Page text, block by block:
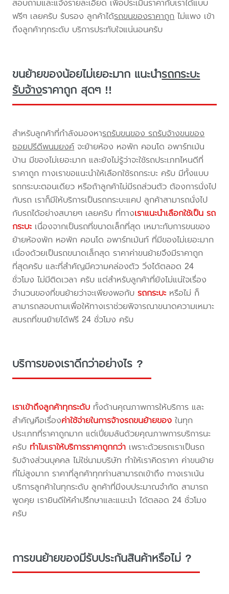
สอบถามและแจ้งรายละเอียด เพื่อประเมินราคากับเราได้แบบ
ฟรีๆ เลยครับ รับรอง ลูกค้าได้รถขนของราคาถูกไม่แพง เข้า
ถึงลูกค้าทุกระดับ บริการประทับใจแน่นอนครับ
ขนย้ายของน้อยไม่เยอะมาก แนะนำรถกระบะ
รับจ้างราคาถูก สุดๆ !!
สำหรับลูกค้าที่กำลังมองหารถรับขนของ รถรับจ้างขนของ
ซอยปรีดีพนมยงค์ จะย้ายห้อง หอพัก คอนโด อพาร์ทเม้น
บ้าน มีของไม่เยอะมาก และยังไม่รู้ว่าจะใช้รถประเภทไหนดีที่
ราคาถูก ทางเราขอแนะนำให้เลือกใช้รถกระบะ ครับ มีทั้งแบบ
รถกระบะตอนเดียว หรือถ้าลูกค้าไม่มีรถส่วนตัว ต้องการนั่งไป
กับรถ เราก็มีให้บริการเป็นรถกระบะแคป ลูกค้าสามารถนั่งไป
กับรถได้อย่างสบายๆ เลยครับ ที่ทางเราแนะนำเลือกใช้เป็น รถ
กระบะ เนื่องจากเป็นรถที่ขนาดเล็กที่สุด เหมาะกับการขนของ
ย้ายห้องพัก หอพัก คอนโด อพาร์ทเม้นท์ ที่มีของไม่เยอะมาก
เนื่องด้วยเป็นรถขนาดเล็กสุด ราคาค่าขนย้ายจึงมีราคาถูก
ที่สุดครับ และที่สำคัญมีความคล่องตัว วิ่งได้ตลอด 24
ชั่วโมง ไม่มีติดเวลา ครับ แต่สำหรับลูกค้าที่ยังไม่แน่ใจเรื่อง
จำนวนของที่ขนย้ายว่าจะเพียงพอกับรถกระบะ หรือไม่ ก็
สามารถสอบถามเพื่อให้ทางเราช่วยพิจารณาขนาดความเหมาะ
สมรถที่ขนย้ายได้ฟรี 24 ชั่วโมง ครับ
บริการของเราดีกว่าอย่างไร ?
เราเข้าถึงลูกค้าทุกระดับ ทั้งด้านคุณภาพการให้บริการ และ
สำคัญคือเรื่องค่าใช้จ่ายในการจ้างรถขนย้ายของ ในทุก
ประเภทที่ราคาถูกมาก แต่เปี่ยมล้นด้วยคุณภาพการบริการนะ
ครับ ทำไมเราให้บริการราคาถูกกว่า เพราะด้วยรถเราเป็นรถ
รับจ้างส่วนบุคคล ไม่ใช่นามบริษัท ทำให้เราคิดราคา ค่าขนย้าย
ที่ไม่สูงมาก ราคาที่ลูกค้าทุกท่านสามารถเข้าถึง ทางเราเน้น
บริการลูกค้าในทุกระดับ ลูกค้าที่มีงบประมาณจำกัด สามารถ
พูดคุย เรายินดีให้คำปรึกษาและแนะนำ ได้ตลอด 24 ชั่วโมง
ครับ
การขนย้ายของมีรับประกันสินค้าหรือไม่ ?